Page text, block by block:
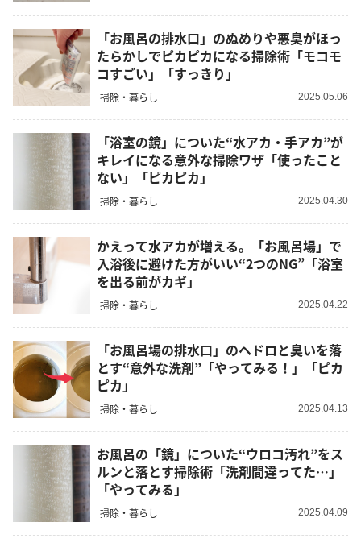
「お風呂の排水口」のぬめりや悪臭がほっ
たらかしでピカピカになる掃除術「モコモ
コすごい」「すっきり」
掃除・暮らし 2025.05.06
「浴室の鏡」についた“水アカ・手アカ”が
キレイになる意外な掃除ワザ「使ったこと
ない」「ピカピカ」
掃除・暮らし 2025.04.30
かえって水アカが増える。「お風呂場」で
入浴後に避けた方がいい“2つのNG”「浴室
を出る前がカギ」
掃除・暮らし 2025.04.22
「お風呂場の排水口」のヘドロと臭いを落
とす“意外な洗剤”「やってみる！」「ピカ
ピカ」
掃除・暮らし 2025.04.13
お風呂の「鏡」についた“ウロコ汚れ”をス
ルンと落とす掃除術「洗剤間違ってた…」
「やってみる」
掃除・暮らし 2025.04.09